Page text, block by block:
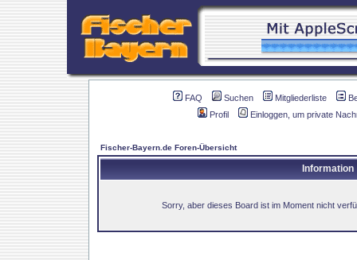
FAQ Suchen Mitgliederliste
Profil
Einloggen, um private
Fischer-Bayern.de Foren-Übersicht
Information
Sorry, aber dieses Board ist im Moment nicht